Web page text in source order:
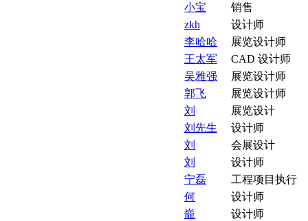
小宝
销售
zkh
设计师
李哈哈
展览设计师
王太军
CAD 设计师
吴雅强
展览设计师
郭飞
展览设计师
刘
展览设计
刘先生
设计师
刘
会展设计
刘
设计师
宁磊
工程项目执行
何
设计师
巃
设计师